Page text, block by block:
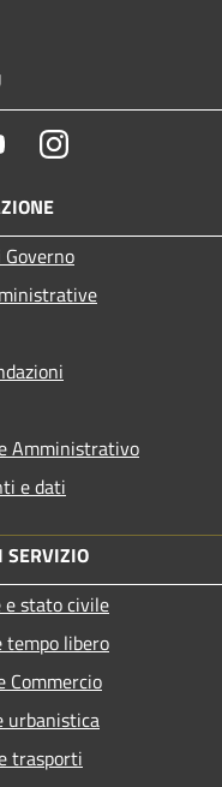
YoutubeInstagram
Amministrativo
e dati
SERVIZIO
e stato civile
tempo libero
Commercio
urbanistica
trasporti